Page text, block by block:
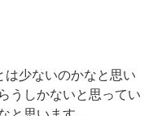
少ないのかなと思い
うしかないと思ってい